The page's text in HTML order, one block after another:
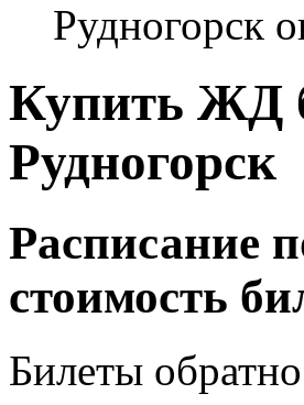
Рудногорск
Купить ЖД
Рудногорск
Расписание
стоимость
Билеты